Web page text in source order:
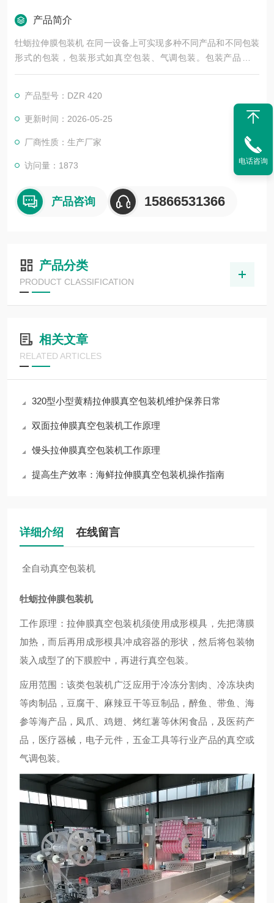
产品简介
牡蛎拉伸膜包装机 在同一设备上可实现多种不同产品和不同包装
形式的包装，包装形式如真空包装、气调包装。包装产品如豆
干、瓜子、花生、饼干、水产、肉食、茶叶等多种产品。同时通
产品型号：DZR 420
更新时间：2026-05-25
厂商性质：生产厂家
访问量：1873
产品咨询 15866531366
产品分类
PRODUCT CLASSIFICATION
相关文章
RELATED ARTICLES
320型小型黄精拉伸膜真空包装机维护保养日常
双面拉伸膜真空包装机工作原理
馒头拉伸膜真空包装机工作原理
提高生产效率：海鲜拉伸膜真空包装机操作指南
详细介绍 在线留言
全自动真空包装机
牡蛎拉伸膜包装机
工作原理：拉伸膜真空包装机须使用成形模具，先把薄膜
加热，而后再用成形模具冲成容器的形状，然后将包装物
装入成型了的下膜腔中，再进行真空包装。
应用范围：该类包装机广泛应用于冷冻分割肉、冷冻块肉
等肉制品，豆腐干、麻辣豆干等豆制品，醉鱼、带鱼、海
参等海产品，凤爪、鸡翅、烤红薯等休闲食品，及医药产
品，医疗器械，电子元件，五金工具等行业产品的真空或
气调包装。
电话咨询